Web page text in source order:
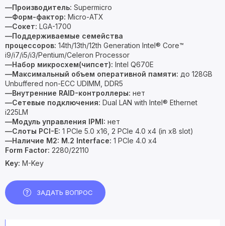
—Производитель: Supermicro
—Форм-фактор: Micro-ATX
—Сокет: LGA-1700
—Поддерживаемые семейства
процессоров: 14th/13th/12th Generation Intel® Core™
i9/i7/i5/i3/Pentium/Celeron Processor
—Набор микросхем(чипсет): Intel Q670E
—Максимальный объем оперативной памяти: до 128GB
Unbuffered non-ECC UDIMM, DDR5
—Внутренние RAID-контроллеры: нет
—Сетевые подключения: Dual LAN with Intel® Ethernet
i225LM
—Модуль управления IPMI: нет
—Слоты PCI-E: 1 PCIe 5.0 x16, 2 PCIe 4.0 x4 (in x8 slot)
—Наличие M2: M.2 Interface: 1 PCIe 4.0 x4
Form Factor: 2280/22110
Key: M-Key
ЗАДАТЬ ВОПРОС